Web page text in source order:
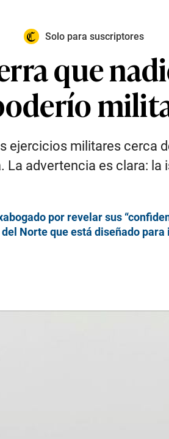
Solo para suscriptores
que
militares cerca
advertencia es clara: la
por revelar sus
Norte que está diseñado para